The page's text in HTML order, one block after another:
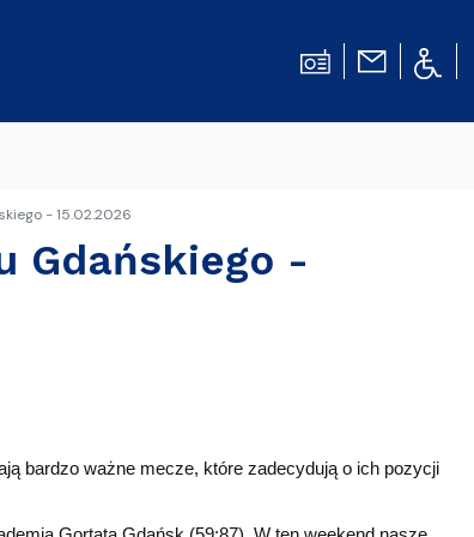
- 15.02.2026
Gdańskiego -
bardzo ważne mecze, które zadecydują o ich pozycji